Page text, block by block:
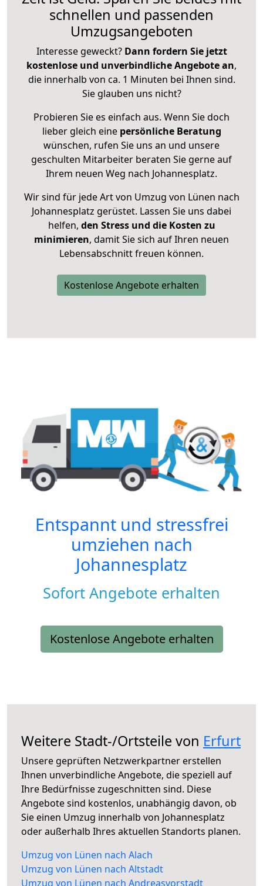
schnellen und passenden
Umzugsangeboten
Interesse geweckt? Dann fordern Sie jetzt
kostenlose und unverbindliche Angebote an,
die innerhalb von ca. 1 Minuten bei Ihnen sind.
Sie glauben uns nicht?
Probieren Sie es einfach aus. Wenn Sie doch
lieber gleich eine persönliche Beratung
wünschen, rufen Sie uns an und unsere
geschulten Mitarbeiter beraten Sie gerne auf
Ihrem neuen Weg nach Johannesplatz.
Wir sind für jede Art von Umzug von Lünen nach
Johannesplatz gerüstet. Lassen Sie uns dabei
helfen, den Stress und die Kosten zu
minimieren, damit Sie sich auf Ihren neuen
Lebensabschnitt freuen können.
Kostenlose Angebote erhalten
Entspannt und stressfrei
umziehen nach
Johannesplatz
Sofort Angebote erhalten
Kostenlose Angebote erhalten
Weitere Stadt-/Ortsteile von Erfurt
Unsere geprüften Netzwerkpartner erstellen
Ihnen unverbindliche Angebote, die speziell auf
Ihre Bedürfnisse zugeschnitten sind. Diese
Angebote sind kostenlos, unabhängig davon, ob
Sie einen Umzug innerhalb von Johannesplatz
oder außerhalb Ihres aktuellen Standorts planen.
Umzug von Lünen nach Alach
Umzug von Lünen nach Altstadt
Umzug von Lünen nach Andreasvorstadt